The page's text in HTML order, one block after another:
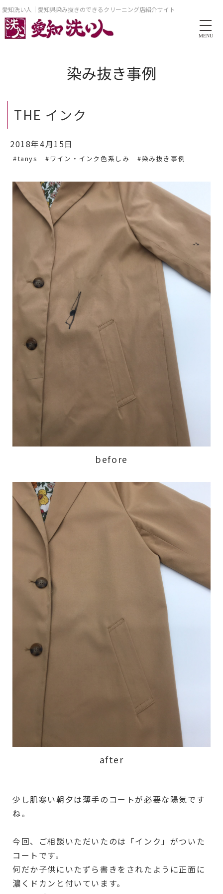
愛知洗い人｜愛知県染み抜きのできるクリーニング店紹介サイト
MENU
染み抜き事例
THE インク
2018年4月15日
#tanys #ワイン・インク色系しみ #染み抜き事例
before
after
少し肌寒い朝夕は薄手のコートが必要な陽気です
ね。
今回、ご相談いただいたのは「インク」がついた
コートです。
何だか子供にいたずら書きをされたように正面に
濃くドカンと付いています。